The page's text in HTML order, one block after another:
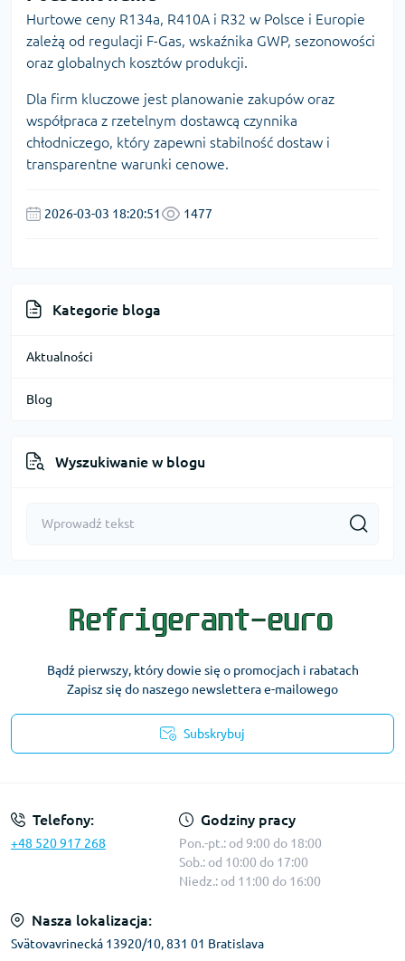
Hurtowe ceny R134a, R410A i R32 w Polsce i Europie
zależą od regulacji F-Gas, wskaźnika GWP, sezonowości
oraz globalnych kosztów produkcji.
Dla firm kluczowe jest planowanie zakupów oraz
współpraca z rzetelnym dostawcą czynnika
chłodniczego, który zapewni stabilność dostaw i
transparentne warunki cenowe.
2026-03-03 18:20:51 1477
Kategorie bloga
Aktualności
Blog
Wyszukiwanie w blogu
Bądź pierwszy, który dowie się o promocjach i rabatach
Zapisz się do naszego newslettera e-mailowego
Subskrybuj
Telefony:
+48 520 917 268
Godziny pracy
Pon.-pt.: od 9:00 do 18:00
Sob.: od 10:00 do 17:00
Niedz.: od 11:00 do 16:00
Nasza lokalizacja:
Svätovavrinecká 13920/10, 831 01 Bratislava